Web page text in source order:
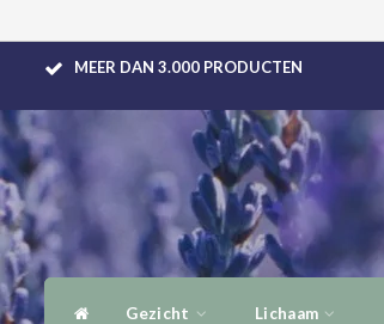
MEER DAN 3.000 PRODUCTEN
Gezicht Lichaam